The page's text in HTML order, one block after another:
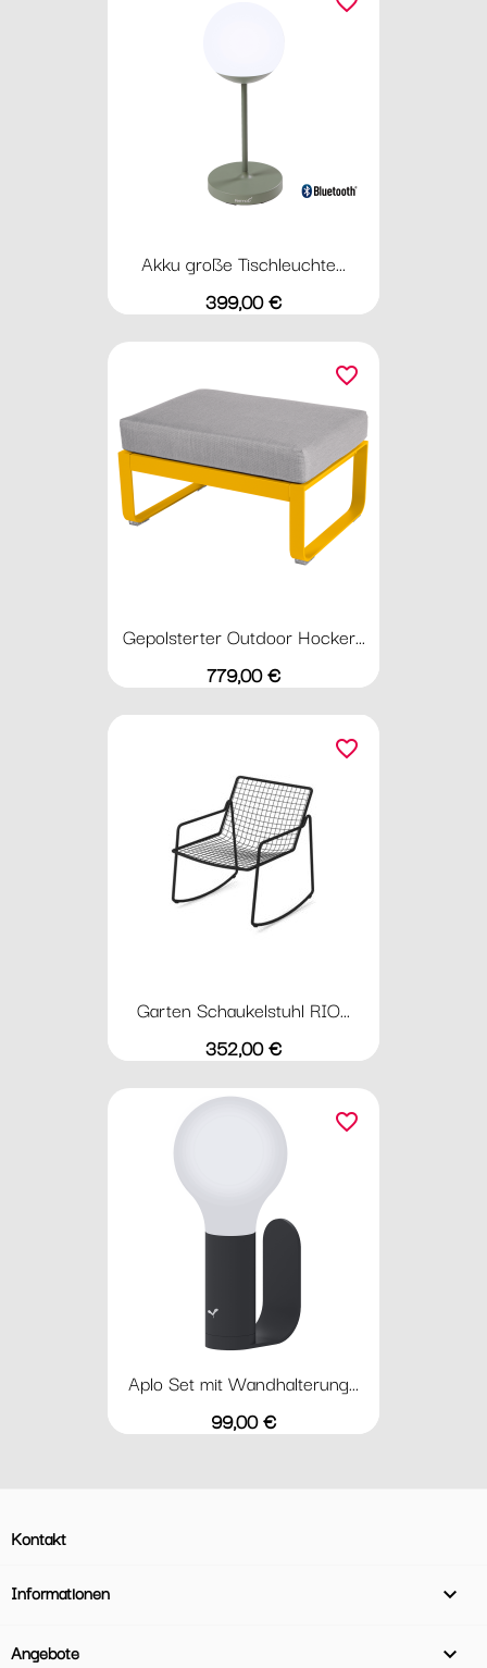
Akku große Tischleuchte...
Preis
399,00 €
Gepolsterter Outdoor Hocker...
Preis
779,00 €
favorite_border
Garten Schaukelstuhl RIO...
Preis
352,00 €
favorite_border
Aplo Set mit Wandhalterung...
Preis
99,00 €
favorite_border
Kontakt
Informationen 
Angebote 